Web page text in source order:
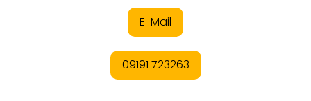
REGIONEN
ORTE